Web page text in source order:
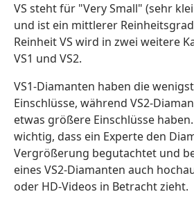
VS steht für "Very Small" (sehr
und ist ein mittlerer
Reinheit VS wird in zwei weitere
VS1 und VS2.
VS1-Diamanten haben die
Einschlüsse, während VS2-
etwas größere Einschlüsse
wichtig, dass ein Experte den
Vergrößerung begutachtet und
eines VS2-Diamanten auch
oder HD-Videos in Betracht zieht.